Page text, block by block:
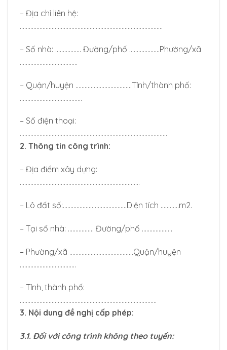
– Địa chỉ liên hệ:
………………………………………………………………………………….
– Số nhà: …………….. Đường/phố ………………..Phường/xã
………………………………..
– Quận/huyện ……………………………….Tỉnh/thành phố:
…………………………………..
– Số điện thoại:
…………………………………………………………………………………….
2. Thông tin công trình:
– Địa điểm xây dựng:
…………………………………………………………………….
– Lô đất số:……………………………………Diện tích …………m2.
– Tại số nhà: …………….. Đường/phố ………………..
– Phường/xã ……………………………………Quận/huyện
……………………………….
– Tỉnh, thành phố:
………………………………………………………………………………
3. Nội dung đề nghị cấp phép:
3.1. Đối với công trình không theo tuyến: